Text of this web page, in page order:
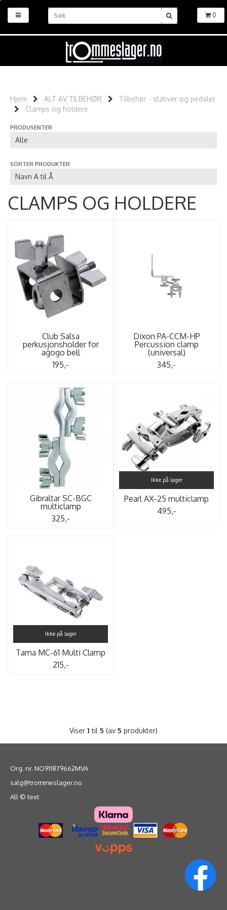
0
Hjem ALT AV TILBEHØR
Tilbehør - stativer og pedaler
Clamps og holdere
PRODUSENTER
SORTER PRODUKTER
CLAMPS OG HOLDERE
Club Salsa
perkusjonsholder for
agogo bell
195,-
Dixon PA-CCM-HP
Percussion clamp
(universal)
345,-
Gibraltar SC-BGC
multiclamp
325,-
Ikke på lager
Pearl AX-25 multiclamp
495,-
Ikke på lager
Tama MC-61 Multi Clamp
215,-
Viser 1 til 5 (av 5 produkter)
Org. nr. NO911879662MVA
salg@trommeslager.no
All © text